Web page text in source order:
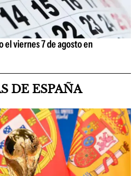
el viernes 7 de agosto en
DE ESPAÑA